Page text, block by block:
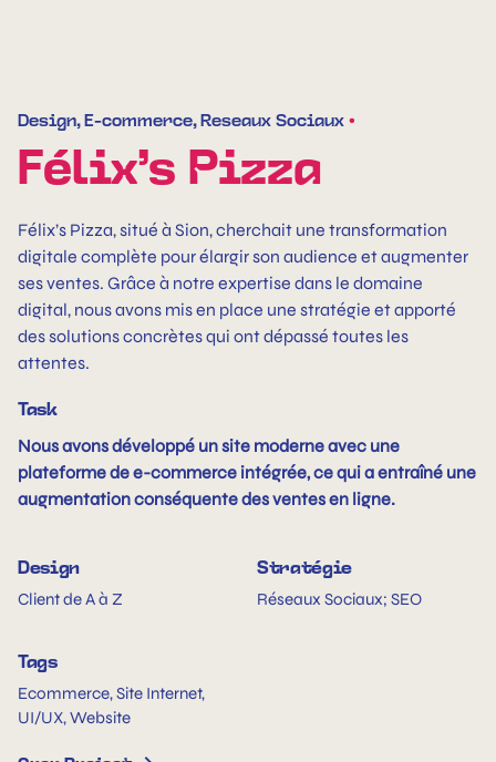
Design E-commerce Reseaux Sociaux
Félix’s Pizza
Félix’s Pizza, situé à Sion, cherchait une transformation
digitale complète pour élargir son audience et augmenter
ses ventes. Grâce à notre expertise dans le domaine
digital, nous avons mis en place une stratégie et apporté
des solutions concrètes qui ont dépassé toutes les
attentes.
Task
Nous avons développé un site moderne avec une
plateforme de e-commerce intégrée, ce qui a entraîné une
augmentation conséquente des ventes en ligne.
Design
Client de A à Z
Stratégie
Réseaux Sociaux; SEO
Tags
Ecommerce,Site Internet,
UI/UX,Website